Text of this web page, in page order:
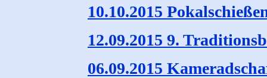
10.10.2015
12.09.2015 9.
06.09.2015